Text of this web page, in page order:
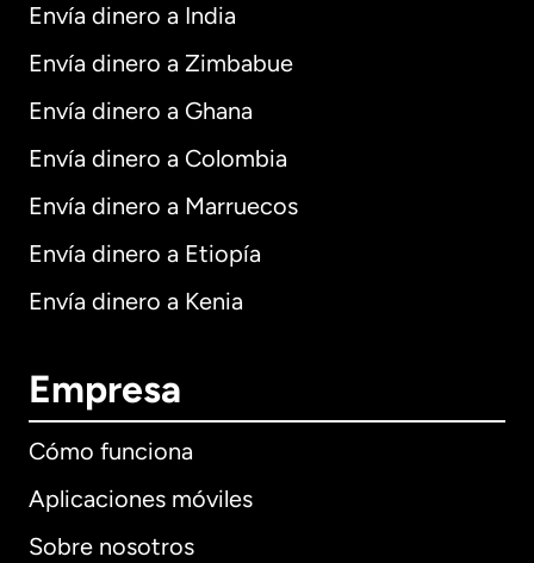
Envía dinero a India
Envía dinero a Zimbabue
Envía dinero a Ghana
Envía dinero a Colombia
Envía dinero a Marruecos
Envía dinero a Etiopía
Envía dinero a Kenia
Empresa
Cómo funciona
Aplicaciones móviles
Sobre nosotros